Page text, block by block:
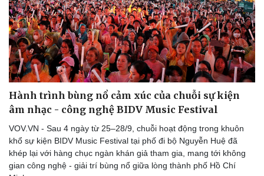
Hành trình bùng nổ cảm xúc của chuỗi sự kiện
âm nhạc - công nghệ BIDV Music Festival
VOV.VN - Sau 4 ngày từ 25–28/9, chuỗi hoạt động trong khuôn
khổ sự kiện BIDV Music Festival tại phố đi bộ Nguyễn Huệ đã
khép lại với hàng chục ngàn khán giả tham gia, mang tới không
gian công nghệ - giải trí bùng nổ giữa lòng thành phố Hồ Chí